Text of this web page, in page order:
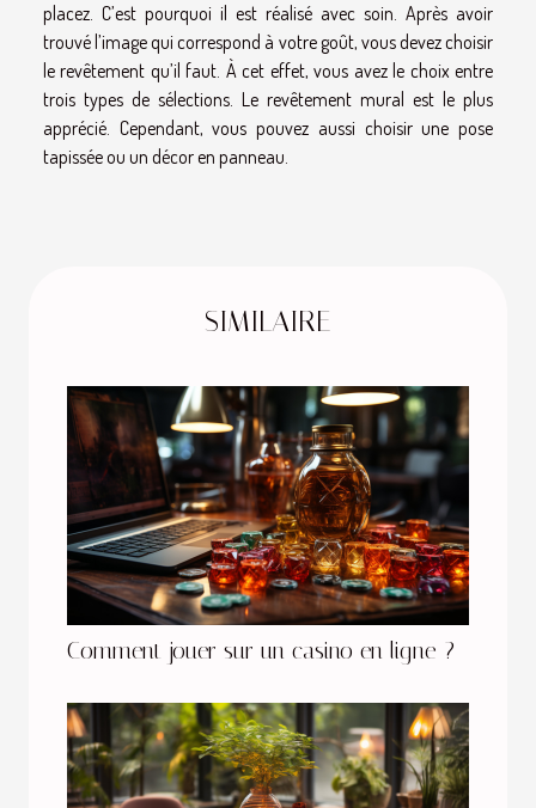
placez. C’est pourquoi il est réalisé avec soin. Après avoir
trouvé l’image qui correspond à votre goût, vous devez choisir
le revêtement qu’il faut. À cet effet, vous avez le choix entre
trois types de sélections. Le revêtement mural est le plus
apprécié. Cependant, vous pouvez aussi choisir une pose
tapissée ou un décor en panneau.
SIMILAIRE
Comment jouer sur un casino en ligne ?